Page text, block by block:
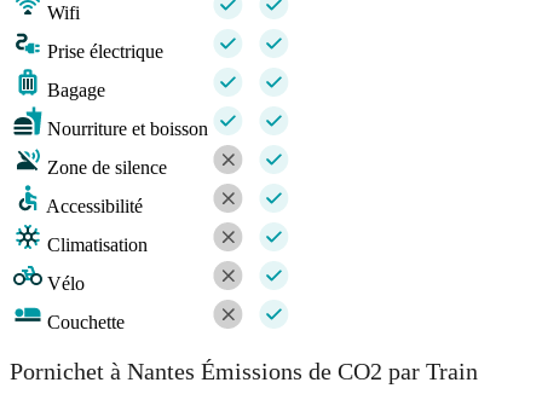
Wifi
Prise électrique
Bagage
Nourriture et boisson
Zone de silence
Accessibilité
Climatisation
Vélo
Couchette
Pornichet à Nantes Émissions de CO2 par Train